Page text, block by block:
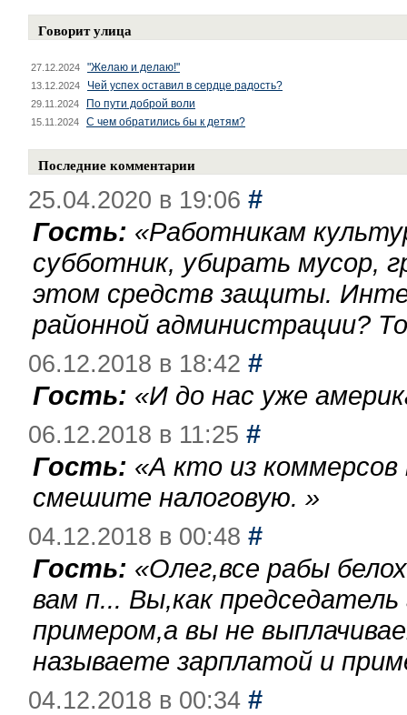
Говорит улица
27.12.2024 "Желаю и делаю!"
13.12.2024 Чей успех оставил в сердце радость?
29.11.2024 По пути доброй воли
15.11.2024 С чем обратились бы к детям?
Последние комментарии
25.04.2020 в 19:06 #
Гость: «Работникам
субботник, убирать мусор,
этом средств защиты.
районной администрации?
06.12.2018 в 18:42 #
Гость: «И до нас уже
06.12.2018 в 11:25 #
Гость: «А кто из
смешите налоговую. »
04.12.2018 в 00:48 #
Гость: «Олег,все рабы
вам п... Вы,как
примером,а вы не
называете зарплатой и
04.12.2018 в 00:34 #